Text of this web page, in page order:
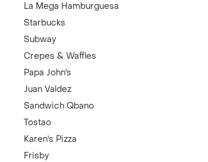
La Mega Hamburguesa
Starbucks
Subway
Crepes & Waffles
Papa John's
Juan Valdez
Sandwich Qbano
Tostao
Karen's Pizza
Frisby